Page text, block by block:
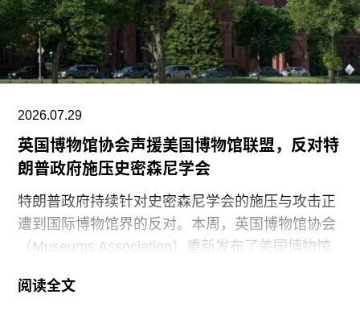
2026.07.29
英国博物馆协会声援美国博物馆联盟，反对特
朗普政府施压史密森尼学会
特朗普政府持续针对史密森尼学会的施压与攻击正
遭到国际博物馆界的反对。本周，英国博物馆协会
（Museums Association）重新发布了美国博物馆
月20日发表的一份声明，强烈谴责针对美国“国家
阅读全文